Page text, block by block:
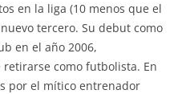
en la liga (10 menos que el
tercero. Su debut como
en el año 2006,
como futbolista. En
por el mítico entrenador